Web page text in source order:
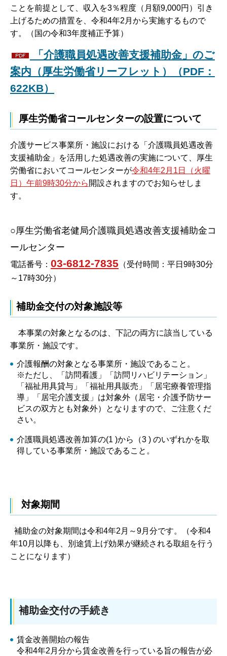
ことを前提として、収入を3％程度（月額9,000円）引き
上げるための措置を、令和4年2月から実施するもので
す。（国の令和3年度補正予算）
「介護職員処遇改善支援補助金」のご
案内（厚生労働省リーフレット）（PDF：
622KB）
厚生労働省コールセンターの設置について
介護サービス事業所・施設における「介護職員処遇改善
支援補助金」を活用した処遇改善の実施について、厚生
労働省においてコールセンターが令和4年2月1日（火曜
日）午前9時30分から 開設されますのでお知らせしま
す。
○厚生労働省老健局介護職員処遇改善支援補助金コ
ールセンター
電話番号： 03-6812-7835 （受付時間：平日9時30分
～17時30分）
補助金交付の対象施設等
本事業の対象となるのは、下記の両方に該当している
事業所・施設です。
介護報酬の対象となる事業所・施設であること。
※ただし、「訪問看護」「訪問リハビリテーション」
「福祉用具貸与」「福祉用具販売」「居宅療養管理指
導」「居宅介護支援」は対象外（居宅・介護予防サー
ビスの双方とも対象外）となりますので、ご注意くだ
さい。
介護職員処遇改善加算の(1 )から（3 ) のいずれかを取
得している事業所・施設であること。
対象期間
補助金の対象期間は令和4年2月～9月分です。（令和4
年10月以降も、別途賃上げ効果が継続される取組を行う
ことになります）
補助金交付の手続き
賃金改善開始の報告
令和4年2月分から賃金改善を行っている旨の報告が必